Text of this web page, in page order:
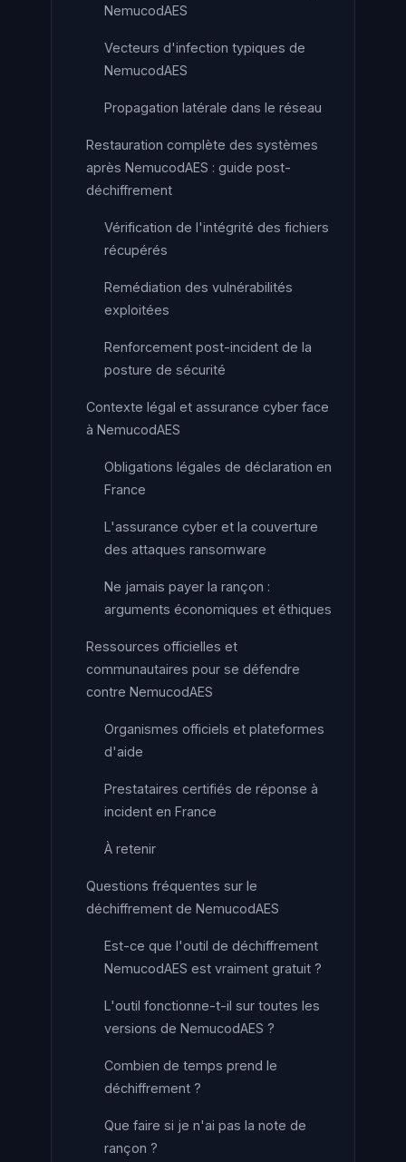
NemucodAES
Vecteurs d'infection typiques de
NemucodAES
Propagation latérale dans le réseau
Restauration complète des systèmes
après NemucodAES : guide post-
déchiffrement
Vérification de l'intégrité des fichiers
récupérés
Remédiation des vulnérabilités
exploitées
Renforcement post-incident de la
posture de sécurité
Contexte légal et assurance cyber face
à NemucodAES
Obligations légales de déclaration en
France
L'assurance cyber et la couverture
des attaques ransomware
Ne jamais payer la rançon :
arguments économiques et éthiques
Ressources officielles et
communautaires pour se défendre
contre NemucodAES
Organismes officiels et plateformes
d'aide
Prestataires certifiés de réponse à
incident en France
À retenir
Questions fréquentes sur le
déchiffrement de NemucodAES
Est-ce que l'outil de déchiffrement
NemucodAES est vraiment gratuit ?
L'outil fonctionne-t-il sur toutes les
versions de NemucodAES ?
Combien de temps prend le
déchiffrement ?
Que faire si je n'ai pas la note de
rançon ?